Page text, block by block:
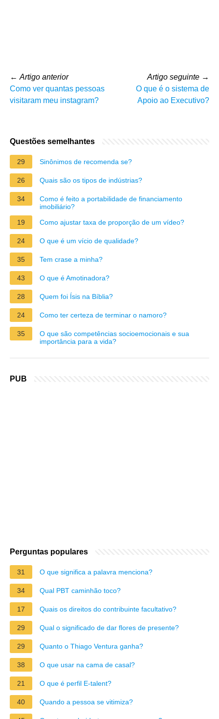
← Artigo anterior
Como ver quantas pessoas
visitaram meu instagram?
Artigo seguinte →
O que é o sistema de
Apoio ao Executivo?
Questões semelhantes
29 Sinônimos de recomenda se?
26 Quais são os tipos de indústrias?
34
Como é feito a portabilidade de financiamento
imobiliário?
19
Como ajustar taxa de proporção de um vídeo?
24 O que é um vício de qualidade?
35 Tem crase a minha?
43 O que é Amotinadora?
28 Quem foi Ísis na Bíblia?
24 Como ter certeza de terminar o namoro?
35
O que são competências socioemocionais e sua
importância para a vida?
PUB
Perguntas populares
31 O que significa a palavra menciona?
34 Qual PBT caminhão toco?
17 Quais os direitos do contribuinte facultativo?
29 Qual o significado de dar flores de presente?
29 Quanto o Thiago Ventura ganha?
38 O que usar na cama de casal?
21 O que é perfil E-talent?
40 Quando a pessoa se vitimiza?